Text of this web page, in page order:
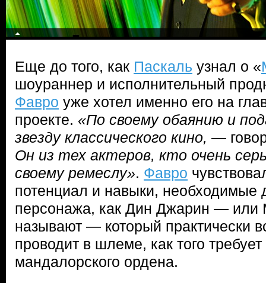
Еще до того, как Паскаль узнал о «
шоураннер и исполнительный
Фавро уже хотел именно его на
проекте. «По своему обаянию и
звезду классического кино, —
Он из тех актеров, кто очень
своему ремеслу». Фавро
потенциал и навыки, необходимые
персонажа, как Дин Джарин — или
называют — который практически
проводит в шлеме, как того
мандалорского ордена.